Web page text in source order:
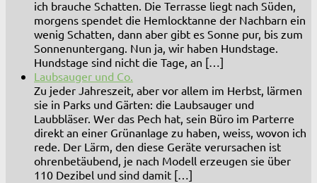
ich brauche Schatten. Die Terrasse liegt nach Süden,
morgens spendet die Hemlocktanne der Nachbarn ein
wenig Schatten, dann aber gibt es Sonne pur, bis zum
Sonnenuntergang. Nun ja, wir haben Hundstage.
Hundstage sind nicht die Tage, an […]
Laubsauger und Co.
Zu jeder Jahreszeit, aber vor allem im Herbst, lärmen
sie in Parks und Gärten: die Laubsauger und
Laubbläser. Wer das Pech hat, sein Büro im Parterre
direkt an einer Grünanlage zu haben, weiss, wovon ich
rede. Der Lärm, den diese Geräte verursachen ist
ohrenbetäubend, je nach Modell erzeugen sie über
110 Dezibel und sind damit […]